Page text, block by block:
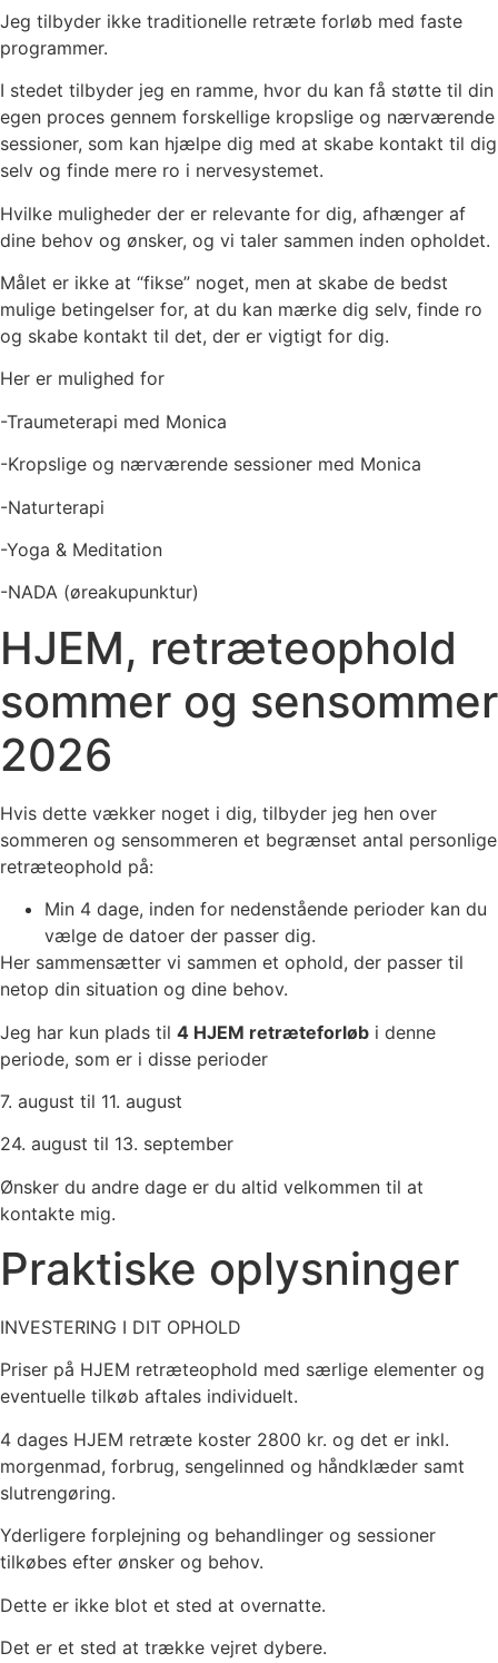
Jeg tilbyder ikke traditionelle retræte forløb med faste
programmer.
I stedet tilbyder jeg en ramme, hvor du kan få støtte til din
egen proces gennem forskellige kropslige og nærværende
sessioner, som kan hjælpe dig med at skabe kontakt til dig
selv og finde mere ro i nervesystemet.
Hvilke muligheder der er relevante for dig, afhænger af
dine behov og ønsker, og vi taler sammen inden opholdet.
Målet er ikke at “fikse” noget, men at skabe de bedst
mulige betingelser for, at du kan mærke dig selv, finde ro
og skabe kontakt til det, der er vigtigt for dig.
Her er mulighed for
-Traumeterapi med Monica
-Kropslige og nærværende sessioner med Monica
-Naturterapi
-Yoga & Meditation
-NADA (øreakupunktur)
HJEM, retræteophold
sommer og sensommer
2026
Hvis dette vækker noget i dig, tilbyder jeg hen over
sommeren og sensommeren et begrænset antal personlige
retræteophold på:
Min 4 dage, inden for nedenstående perioder kan du
vælge de datoer der passer dig.
Her sammensætter vi sammen et ophold, der passer til
netop din situation og dine behov.
Jeg har kun plads til 4 HJEM retræteforløb i denne
periode, som er i disse perioder
7. august til 11. august
24. august til 13. september
Ønsker du andre dage er du altid velkommen til at
kontakte mig.
Praktiske oplysninger
INVESTERING I DIT OPHOLD
Priser på HJEM retræteophold med særlige elementer og
eventuelle tilkøb aftales individuelt.
4 dages HJEM retræte koster 2800 kr. og det er inkl.
morgenmad, forbrug, sengelinned og håndklæder samt
slutrengøring.
Yderligere forplejning og behandlinger og sessioner
tilkøbes efter ønsker og behov.
Dette er ikke blot et sted at overnatte.
Det er et sted at trække vejret dybere.